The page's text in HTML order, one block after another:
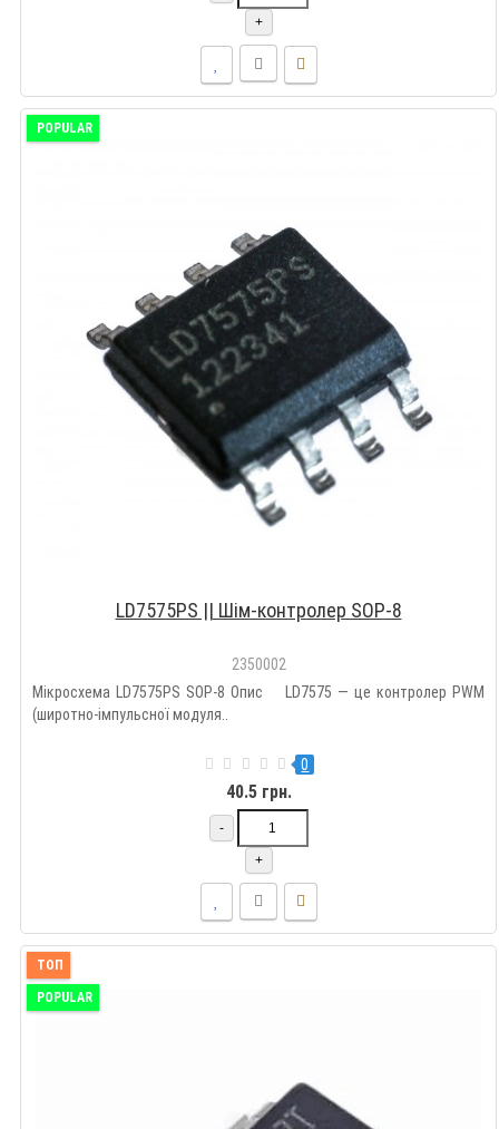
+
POPULAR
LD7575PS || Шім-контролер SOP-8
2350002
Мікросхема LD7575PS SOP-8 Опис LD7575 — це контролер PWM
(широтно-імпульсної модуля..
0
40.5 грн.
-
+
ТОП
POPULAR